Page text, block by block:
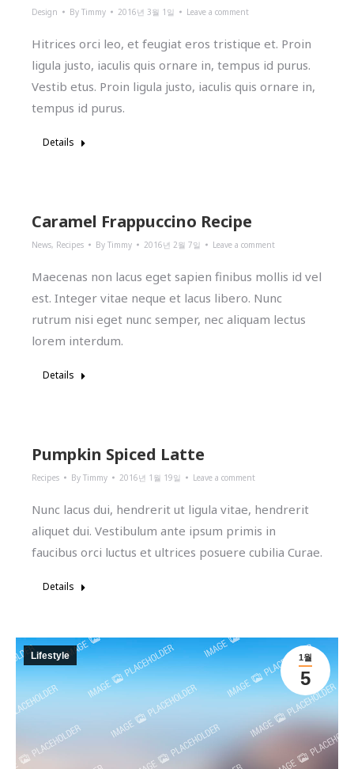
Design By Timmy 2016년 3월 1일 Leave a comment
Hitrices orci leo, et feugiat eros tristique et. Proin
ligula justo, iaculis quis ornare in, tempus id purus.
Vestib etus. Proin ligula justo, iaculis quis ornare in,
tempus id purus.
Details
Caramel Frappuccino Recipe
News, Recipes By Timmy 2016년 2월 7일 Leave a comment
Maecenas non lacus eget sapien finibus mollis id vel
est. Integer vitae neque et lacus libero. Nunc
rutrum nisi eget nunc semper, nec aliquam lectus
lorem interdum.
Details
Pumpkin Spiced Latte
Recipes By Timmy 2016년 1월 19일 Leave a comment
Nunc lacus dui, hendrerit ut ligula vitae, hendrerit
aliquet dui. Vestibulum ante ipsum primis in
faucibus orci luctus et ultrices posuere cubilia Curae.
Details
1월
5
Lifestyle